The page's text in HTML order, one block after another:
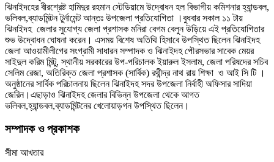
ঝিনাইদহের বীরশ্রেষ্ট হামিদুর রহমান স্টেডিয়ামে উদ্বোধন হল বিভাগীয় কমিশনার হ্যান্ডবল,
ভলিবল,ব্যাডমিন্টন টুর্নামেন্ট আন্তঃ উপজেলা প্রতিযোগিতা ।বুধবার সকাল ১১ টায়
ঝিনাইদহ জেলার সুযোগ্য জেলা প্রশাসক মনিরা বেগম বেলুন উড়িয়ে এই প্রতিযোগিতার
শুভ উদ্বোধন ঘোষনা করেন। এসময় বিশেষ অতিথি হিসাবে উপস্থিত ছিলেন ঝিনাইদহ
জেলা আওয়ামীলীগের সংগ্রামী সাধারন সম্পাদক ও ঝিনাইদহ পৌরসভার সাবেক মেয়র
সাইদুল করিম মিন্টু, স্থানীয় সরকারের উপ-পরিচালক ইয়ারুল ইসলাম, জেলা পরিষদের সচিব
সেলিম রেজা, অতিরিক্ত জেলা প্রশাসক (সার্বিক) রথীন্দ্র নাথ রায় শিক্ষা ও আই সি টি ।
অনুষ্ঠানের সার্বিক পরিচালনায় ছিলেন ঝিনাইদহ সদর উপজেলা নির্বাহী অফিসার সাদিয়া
জেরিন।এছাড়াও ঝিনাইদহ জেলার বিভিন্ন উপজেলা থেকে আগত
ভলিবল,হ্যান্ডবল,ব্যাডমিন্টনের খেলোয়াড়গন উপস্থিত ছিলেন।
সম্পাদক ও প্রকাশক
সীমা আখতার